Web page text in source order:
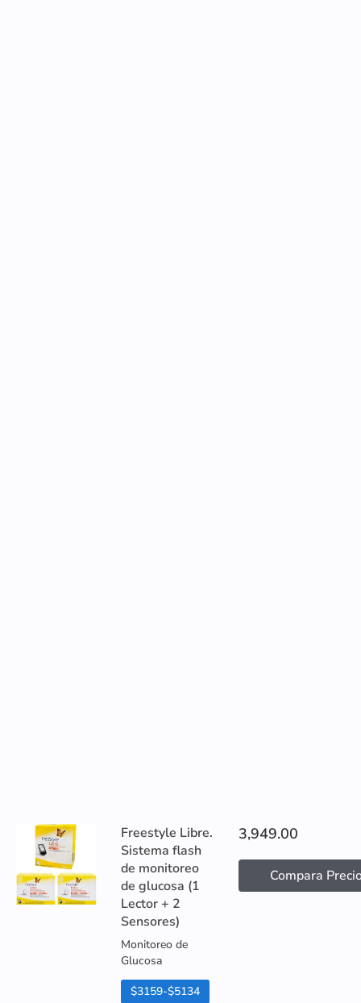
Freestyle Libre.
Sistema flash
de monitoreo
de glucosa (1
Lector + 2
Sensores)
Monitoreo de
Glucosa
$3159-$5134
3,949.00
Compara